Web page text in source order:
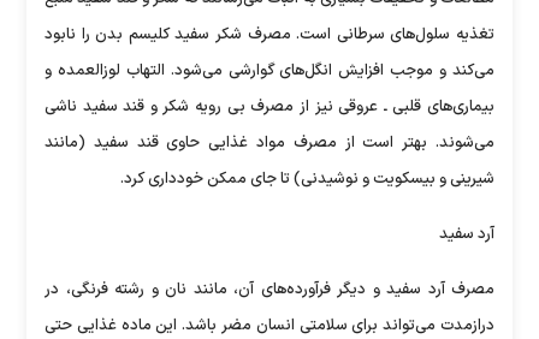
تغذیه سلول‌های سرطانی است. مصرف شکر سفید کلیسم بدن را نابود
می‌کند و موجب افزایش انگل‌های گوارشی می‌شود. التهاب لوزالعمده و
بیماری‌های قلبی ـ عروقی نیز از مصرف بی رویه شکر و قند سفید ناشی
می‌شوند. بهتر است از مصرف مواد غذایی حاوی قند سفید (مانند
شیرینی و بیسکویت و نوشیدنی) تا جای ممکن خودداری کرد.
آرد سفید
مصرف آرد سفید و دیگر فرآورده‌های آن، مانند نان و رشته فرنگی، در
درازمدت می‌تواند برای سلامتی انسان مضر باشد. این ماده غذایی حتی